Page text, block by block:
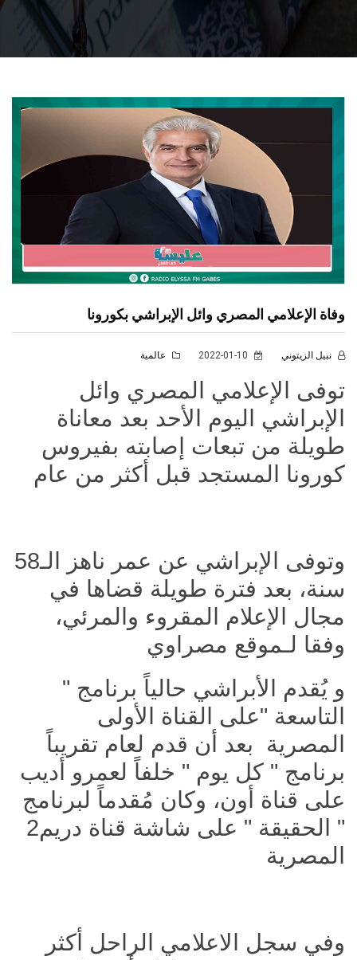
وفاة الإعلامي المصري وائل الإبراشي بكورونا
نبيل الزيتوني عالمية
توفى الإعلامي المصري وائل
الإبراشي اليوم الأحد بعد معاناة
طويلة من تبعات إصابته بفيروس
كورونا المستجد قبل أكثر من عام
وتوفى الإبراشي عن عمر ناهز الـ58
سنة، بعد فترة طويلة قضاها في
مجال الإعلام المقروء والمرئي،
وفقا لـموقع مصراوي
و يُقدم الأبراشي حالياً برنامج "
التاسعة "على القناة الأولى
المصرية بعد أن قدم لعام تقريباً
برنامج " كل يوم " خلفاً لعمرو أديب
على قناة أون، وكان مُقدماً لبرنامج
" الحقيقة " على شاشة قناة دريم2
المصرية
وفي سجل الاعلامي الراحل أكثر